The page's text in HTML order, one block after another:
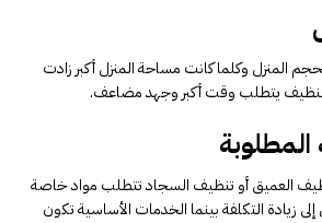
المنزل وكلما كانت مساحة المنزل أكبر زادت
يتطلب وقت أكبر وجهد مضاعف.
العميق أو تنظيف السجاد تتطلب مواد خاصة
زيادة التكلفة بينما الخدمات الأساسية تكون